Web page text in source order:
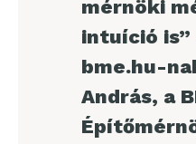
mérnöki
intuíció
bme.hu-
András, a